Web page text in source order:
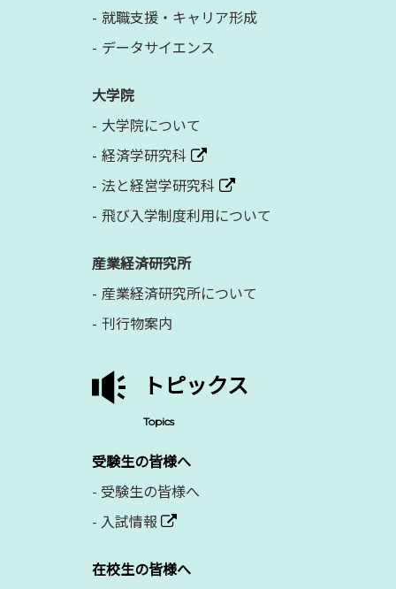
就職支援・キャリア形成
データサイエンス
大学院
大学院について
経済学研究科
法と経営学研究科
飛び入学制度利用について
産業経済研究所
産業経済研究所について
刊行物案内
トピックス
Topics
受験生の皆様へ
- 受験生の皆様へ
- 入試情報
在校生の皆様へ